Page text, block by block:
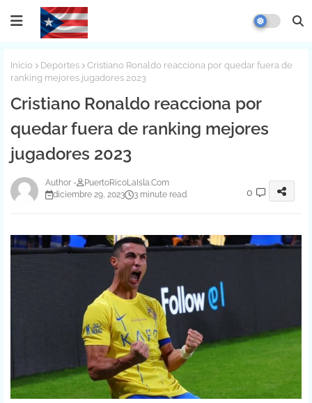
Inicio Deportes
Cristiano Ronaldo reacciona por quedar fuera de
ranking mejores jugadores 2023
Cristiano Ronaldo reacciona por
quedar fuera de ranking mejores
jugadores 2023
PuertoRicoLaIsla.Com
diciembre 29, 2023
3 minute read 0